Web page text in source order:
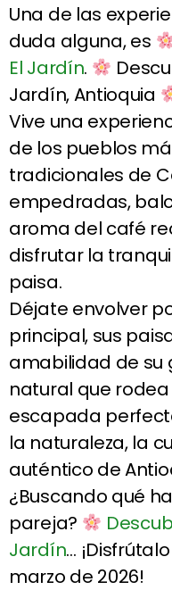
Una de las
duda alguna, es
El Jardín.
Jardín, Antioquia
Vive una
de los pueblos
tradicionales de
empedradas,
aroma del café
disfrutar la
paisa.
Déjate envolver
principal, sus
amabilidad de su
natural que
escapada
la naturaleza, la
auténtico de
¿Buscando qué
pareja?
Jardín…
marzo de 2026!